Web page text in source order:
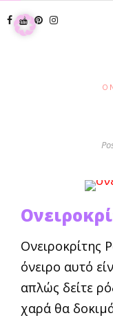
Ονειροκρίτης
όνειρο αυτό
απλώς δείτε
χαρά θα